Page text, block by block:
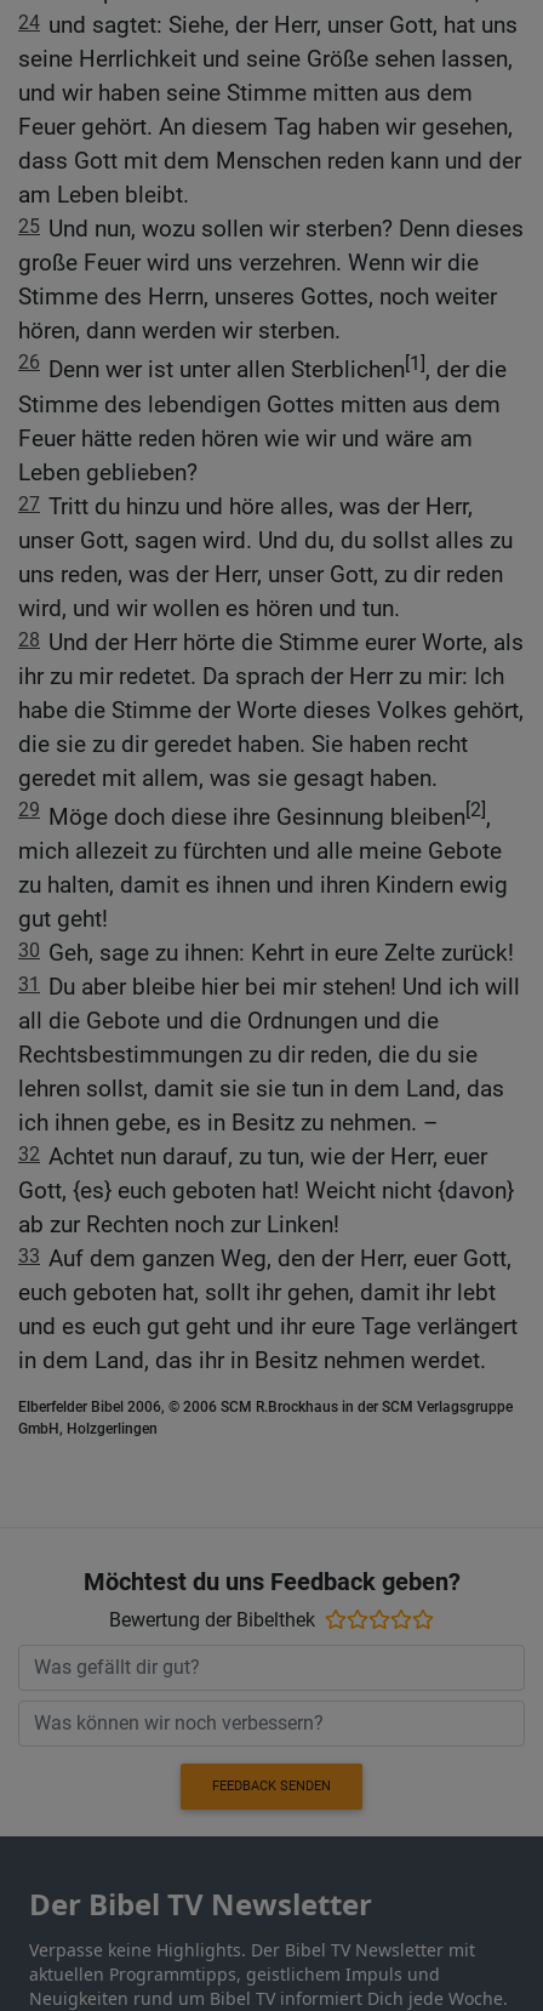
24 und sagtet: Siehe, der Herr, unser Gott, hat uns
seine Herrlichkeit und seine Größe sehen lassen,
und wir haben seine Stimme mitten aus dem
Feuer gehört. An diesem Tag haben wir gesehen,
dass Gott mit dem Menschen reden kann und der
am Leben bleibt.
25 Und nun, wozu sollen wir sterben? Denn dieses
große Feuer wird uns verzehren. Wenn wir die
Stimme des Herrn, unseres Gottes, noch weiter
hören, dann werden wir sterben.
26 Denn wer ist unter allen Sterblichen[1], der die
Stimme des lebendigen Gottes mitten aus dem
Feuer hätte reden hören wie wir und wäre am
Leben geblieben?
27 Tritt du hinzu und höre alles, was der Herr,
unser Gott, sagen wird. Und du, du sollst alles zu
uns reden, was der Herr, unser Gott, zu dir reden
wird, und wir wollen es hören und tun.
28 Und der Herr hörte die Stimme eurer Worte, als
ihr zu mir redetet. Da sprach der Herr zu mir: Ich
habe die Stimme der Worte dieses Volkes gehört,
die sie zu dir geredet haben. Sie haben recht
geredet mit allem, was sie gesagt haben.
29 Möge doch diese ihre Gesinnung bleiben[2],
mich allezeit zu fürchten und alle meine Gebote
zu halten, damit es ihnen und ihren Kindern ewig
gut geht!
30 Geh, sage zu ihnen: Kehrt in eure Zelte zurück!
31 Du aber bleibe hier bei mir stehen! Und ich will
all die Gebote und die Ordnungen und die
Rechtsbestimmungen zu dir reden, die du sie
lehren sollst, damit sie sie tun in dem Land, das
ich ihnen gebe, es in Besitz zu nehmen. –
32 Achtet nun darauf, zu tun, wie der Herr, euer
Gott, {es} euch geboten hat! Weicht nicht {davon}
ab zur Rechten noch zur Linken!
33 Auf dem ganzen Weg, den der Herr, euer Gott,
euch geboten hat, sollt ihr gehen, damit ihr lebt
und es euch gut geht und ihr eure Tage verlängert
in dem Land, das ihr in Besitz nehmen werdet.
Elberfelder Bibel 2006, © 2006 SCM R.Brockhaus in der SCM Verlagsgruppe
GmbH, Holzgerlingen
Möchtest du uns Feedback geben?
Bewertung der Bibelthek
FEEDBACK SENDEN
Der Bibel TV Newsletter
Verpasse keine Highlights. Der Bibel TV Newsletter mit
aktuellen Programmtipps, geistlichem Impuls und
Neuigkeiten rund um Bibel TV informiert Dich jede Woche.